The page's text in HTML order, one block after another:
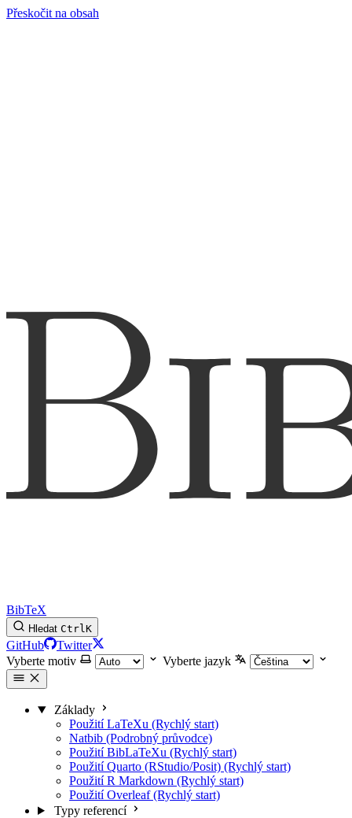
Přeskočit na obsah
BibTeX
Hledat CtrlK
GitHub
Twitter
Vyberte motiv
Vyberte jazyk
Základy
Použití LaTeXu (Rychlý start)
Natbib (Podrobný průvodce)
Použití BibLaTeXu (Rychlý start)
Použití Quarto (RStudio/Posit) (Rychlý start)
Použití R Markdown (Rychlý start)
Použití Overleaf (Rychlý start)
Typy referencí